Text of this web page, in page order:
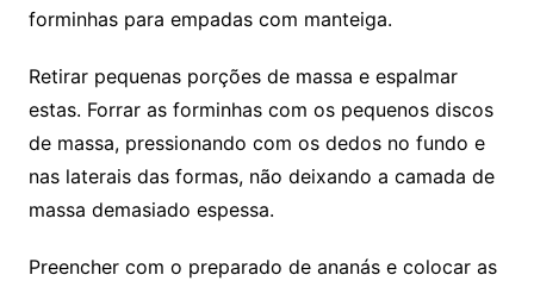
forminhas para empadas com manteiga.
Retirar pequenas porções de massa e espalmar
estas. Forrar as forminhas com os pequenos discos
de massa, pressionando com os dedos no fundo e
nas laterais das formas, não deixando a camada de
massa demasiado espessa.
Preencher com o preparado de ananás e colocar as